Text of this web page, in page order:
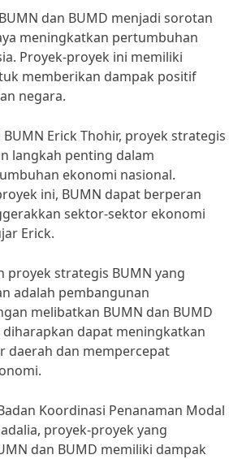
dan BUMD menjadi sorotan
meningkatkan pertumbuhan
Proyek-proyek ini memiliki
memberikan dampak positif
negara.
Erick Thohir, proyek strategis
langkah penting dalam
ekonomi nasional.
ini, BUMN dapat berperan
sektor-sektor ekonomi
Erick.
proyek strategis BUMN yang
adalah pembangunan
melibatkan BUMN dan BUMD
dapat meningkatkan
daerah dan mempercepat
Koordinasi Penanaman Modal
proyek-proyek yang
dan BUMD memiliki dampak